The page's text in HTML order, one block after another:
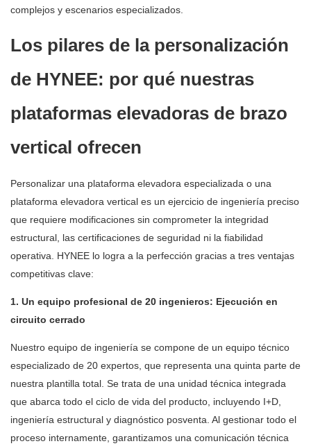
complejos y escenarios especializados.
Los pilares de la personalización
de HYNEE: por qué nuestras
plataformas elevadoras de brazo
vertical ofrecen
Personalizar una plataforma elevadora especializada o una
plataforma elevadora vertical es un ejercicio de ingeniería preciso
que requiere modificaciones sin comprometer la integridad
estructural, las certificaciones de seguridad ni la fiabilidad
operativa. HYNEE lo logra a la perfección gracias a tres ventajas
competitivas clave:
1. Un equipo profesional de 20 ingenieros: Ejecución en
circuito cerrado
Nuestro equipo de ingeniería se compone de un equipo técnico
especializado de 20 expertos, que representa una quinta parte de
nuestra plantilla total. Se trata de una unidad técnica integrada
que abarca todo el ciclo de vida del producto, incluyendo I+D,
ingeniería estructural y diagnóstico posventa. Al gestionar todo el
proceso internamente, garantizamos una comunicación técnica